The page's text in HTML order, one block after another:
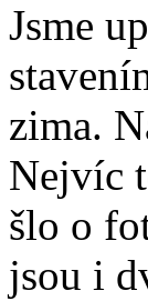
Jsme
zima.
Nejvíc
šlo o
jsou i